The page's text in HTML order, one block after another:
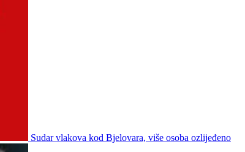
Sudar vlakova kod Bjelovara, više osoba ozlijeđeno